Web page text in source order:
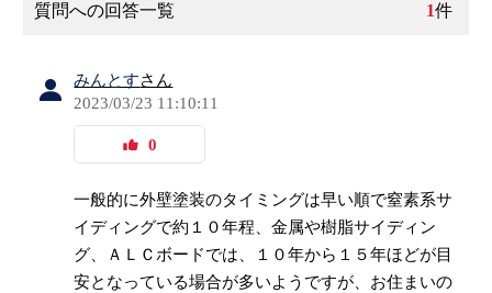
質問への回答一覧 1件
みんとすさん
2023/03/23 11:10:11
0
一般的に外壁塗装のタイミングは早い順で窒素系サ
イディングで約１０年程、金属や樹脂サイディン
グ、ＡＬＣボードでは、１０年から１５年ほどが目
安となっている場合が多いようですが、お住まいの